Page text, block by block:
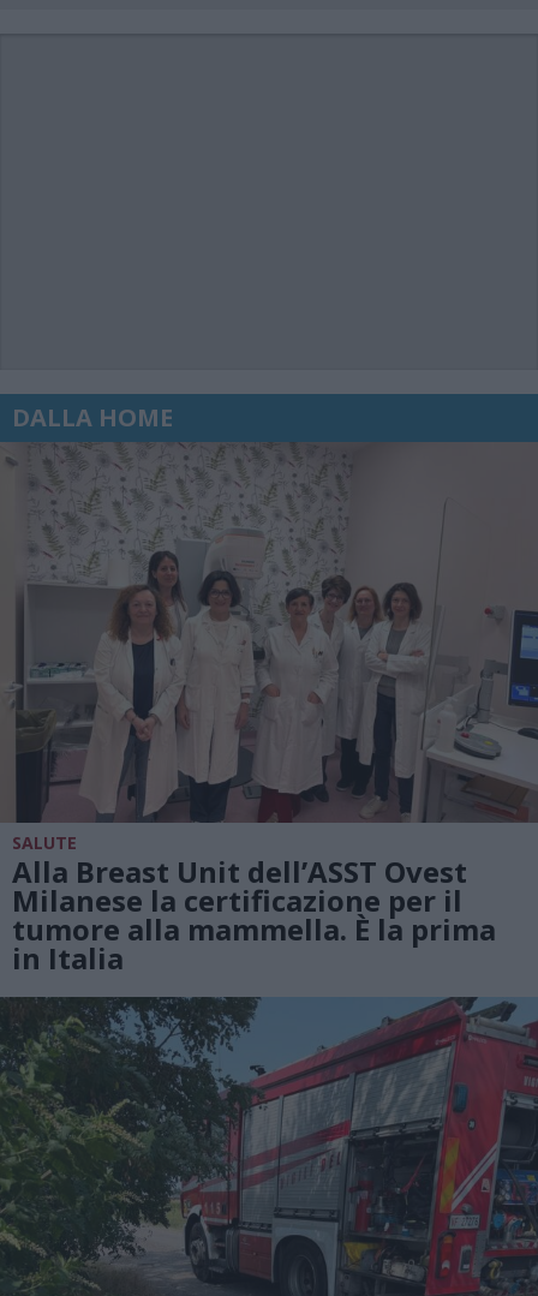
DALLA HOME
SALUTE
Alla Breast Unit dell’ASST Ovest
Milanese la certificazione per il
tumore alla mammella. È la prima
in Italia